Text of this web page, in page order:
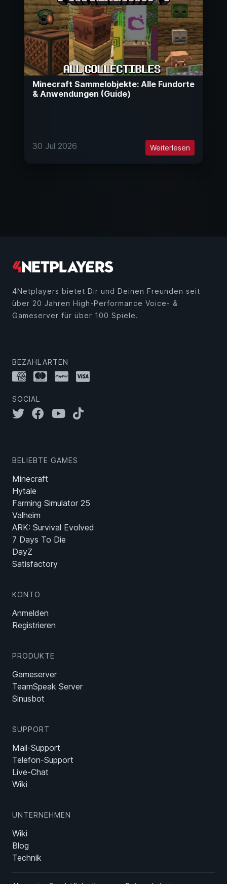
Minecraft Sammelobjekte: Alle Fundorte
& Anwendungen (Guide)
30 Jul 2026 Weiterlesen
4Netplayers bietet Dir und Deinen Freunden seit
über 20 Jahren High-Performance Voice- &
Gameserver für über 100 Spiele.
BEZAHLARTEN
SOCIAL
BELIEBTE GAMES
Minecraft
Hytale
Farming Simulator 25
Valheim
ARK: Survival Evolved
7 Days To Die
DayZ
Satisfactory
KONTO
Anmelden
Registrieren
PRODUKTE
Gameserver
TeamSpeak Server
Sinusbot
SUPPORT
Mail-Support
Telefon-Support
Live-Chat
Wiki
UNTERNEHMEN
Wiki
Blog
Technik